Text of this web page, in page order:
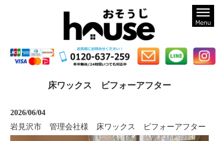
床ワックス ビフォーアフター
2026/06/04
岩見沢市 管理会社様 床ワックス ビフォーアフター